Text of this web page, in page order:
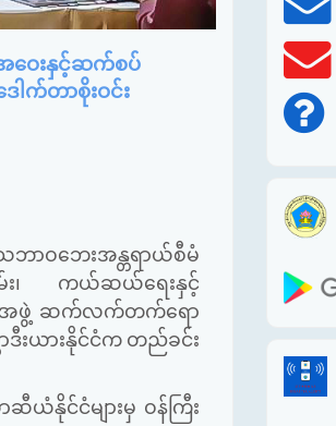
ဝေးနှင့်ဆက်စပ်
ါက်တာစိုးဝင်း
ဘာဝဘေးအန္တရာယ်စီမံ
မ်း၊ ကယ်ဆယ်ရေးနှင့်
လှယ်အဖွဲ့ ဆက်လက်တက်ရော
းယားနိုင်ငံက တည်ခင်း
နိုင်ငံများမှ ဝန်ကြီး